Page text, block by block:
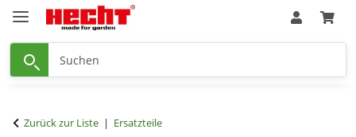
Zurück zur Liste Ersatzteile